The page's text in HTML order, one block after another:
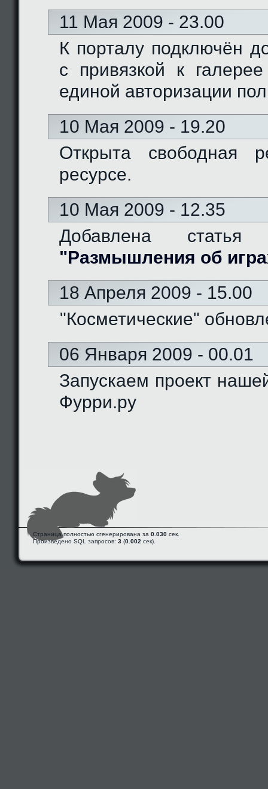
11 Мая 2009 - 23.00
К порталу подключён
с привязкой к
единой авторизации
10 Мая 2009 - 19.20
Открыта свободная
ресурсе.
10 Мая 2009 - 12.35
Добавлена
"Размышления об
18 Апреля 2009 - 15.00
"Косметические"
06 Января 2009 - 00.01
Запускаем проект
Фурри.ру
Страница полностью сгенерирована за 0.030 сек.
Произведено SQL запросов: 3 (0.002 сек).